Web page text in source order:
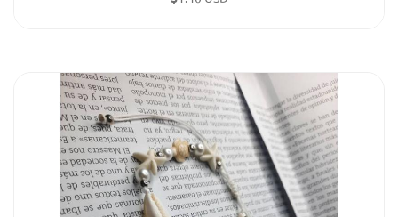
Pulsera con mano de Fátima acompañada de ojos turcos
rojos. Atrae la buena suerte, la salud y fort...